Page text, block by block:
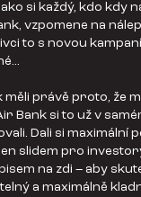
si každý, kdo kdy
vzpomene na
to s novou
měli právě proto, že
Bank si to už v
Dali si maximální
slidem pro
na zdi – aby
a maximálně